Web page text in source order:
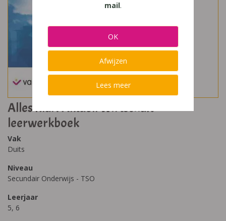
Alles Klar! Aktuell Wirtschaft
leerwerkboek
Vak
Duits
Niveau
Secundair Onderwijs - TSO
Leerjaar
5, 6
mail.
OK
Afwijzen
Lees meer